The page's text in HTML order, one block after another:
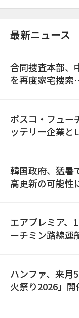
最新ニュース
合同捜査本部、
を再度家宅捜
ポスコ・フュー
ッテリー企業と
韓国政府、猛暑
高更新の可能性
エアプレミア、
ーチミン路線
ハンファ、来月
火祭り2026」